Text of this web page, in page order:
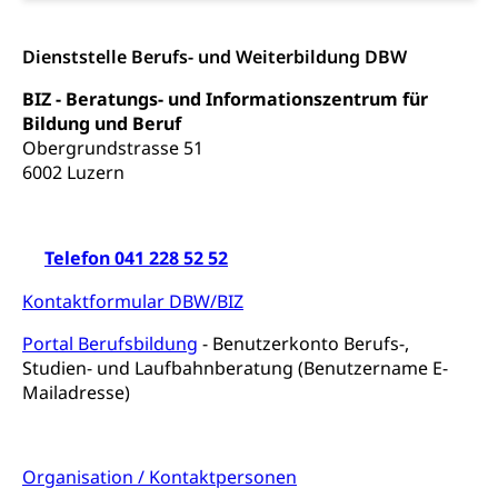
Dienststelle Berufs- und Weiterbildung DBW
BIZ - Beratungs- und Informationszentrum für
Bildung und Beruf
Obergrundstrasse 51
6002 Luzern
Telefon 041 228 52 52
Kontaktformular DBW/BIZ
Portal Berufsbildung - Benutzerkonto Berufs-,
Studien- und Laufbahnberatung (Benutzername E-
Mailadresse)
Organisation / Kontaktpersonen
Kulturförderung und Vermittlung
Angebote für Schulklassen
Zentralschweizer Filmförderung
Mobilität
Schiene und öffentlicher Verkehr
Verkehrsverbund Luzern VVL
Öffentlicher Verkehr Luzern Mobil
Schifffahrt
Schiffsverkehr, Binnenschifffahrt, Seeschifffahrt,
Flussschifffahrt
Schifffahrt (Strassenverkehrsamt)
Strasse
Individualverkehr